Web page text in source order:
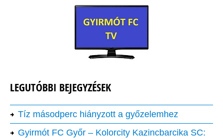
LEGUTÓBBI BEJEGYZÉSEK
Tíz másodperc hiányzott a győzelemhez
Gyirmót FC Győr – Kolorcity Kazincbarcika SC: